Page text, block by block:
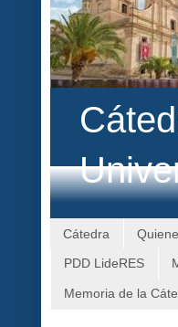
Cátedra
PDD LideRES
Memoria de la